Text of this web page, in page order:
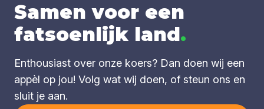
Samen voor een
fatsoenlijk land.
Enthousiast over onze koers? Dan doen wij een
appèl op jou! Volg wat wij doen, of steun ons en
sluit je aan.